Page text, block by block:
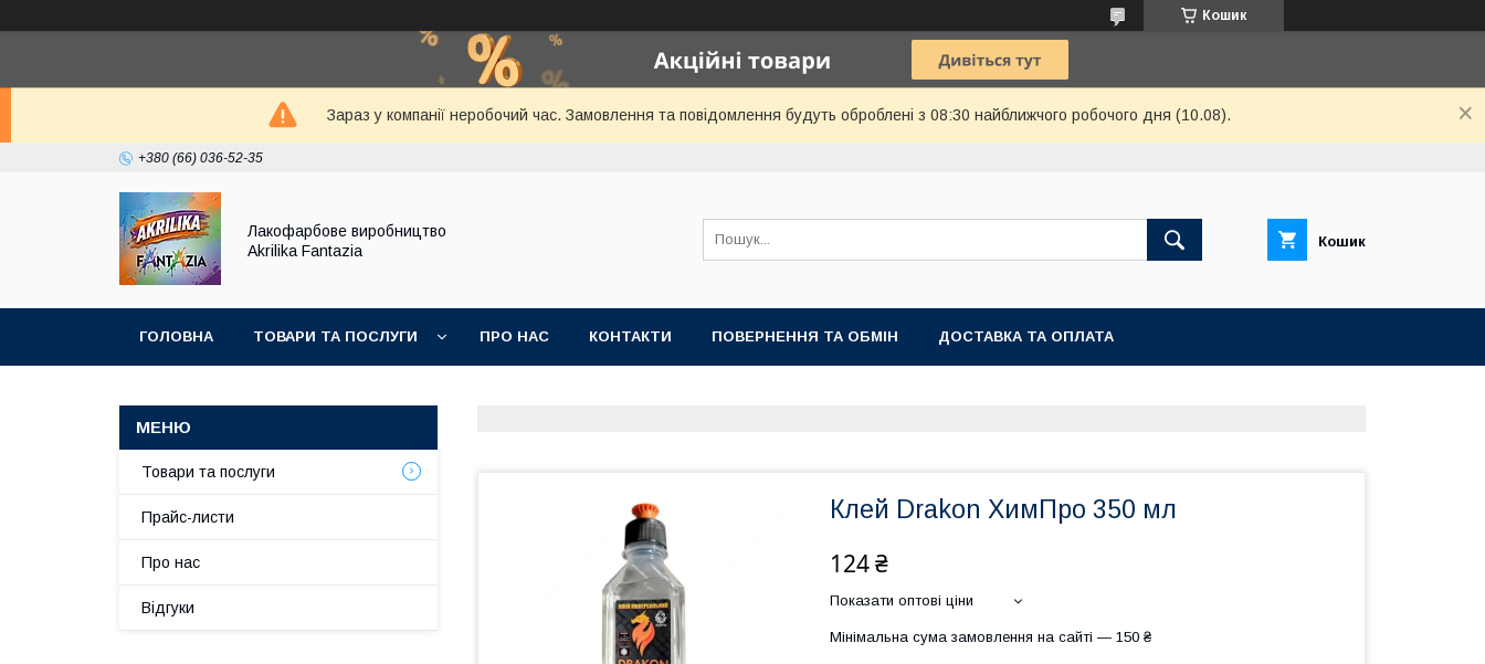
Кошик
Зараз у компанії неробочий час. Замовлення та повідомлення будуть оброблені з 08:30 найближчого робочого дня (10.08).
+380 (66) 036-52-35
Лакофарбове виробництво
Akrilika Fantazia
Кошик
ГОЛОВНА ТОВАРИ ТА ПОСЛУГИ ПРО НАС КОНТАКТИ ПОВЕРНЕННЯ ТА ОБМІН ДОСТАВКА ТА ОПЛАТА
Клей Drakon ХимПро 350 мл
124 ₴
Показати оптові ціни
Мінімальна сума замовлення на сайті — 150 ₴
Товари та послуги
Прайс-листи
Про нас
Відгуки